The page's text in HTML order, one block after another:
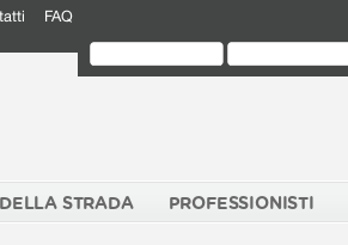
FAQ
STRADA PROFESSIONISTI